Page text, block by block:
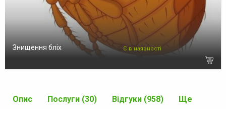
Знищення бліх Є в наявності
Опис Послуги (30) Відгуки (958) Ще